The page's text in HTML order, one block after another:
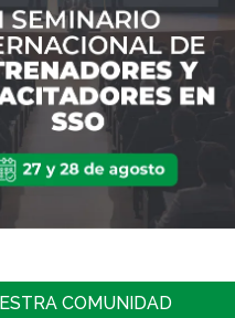
COMUNIDAD